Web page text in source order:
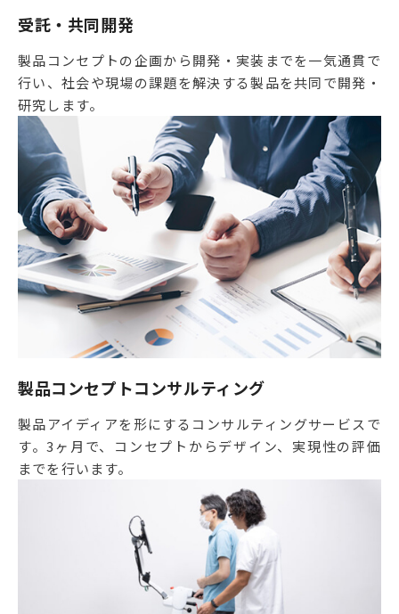
受託・共同開発
製品コンセプトの企画から開発・実装までを一気通貫で
行い、社会や現場の課題を解決する製品を共同で開発・
研究します。
製品コンセプトコンサルティング
製品アイディアを形にするコンサルティングサービスで
す。3ヶ月で、コンセプトからデザイン、実現性の評価
までを行います。